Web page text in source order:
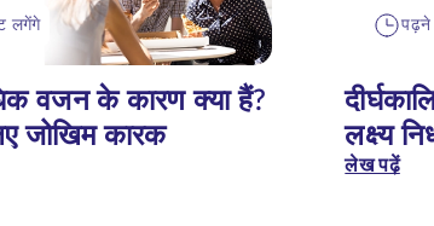
लगेंगे
वजन के कारण क्या हैं?
जोखिम कारक
पढ़ने
लक्ष्य
लेख पढ़ें